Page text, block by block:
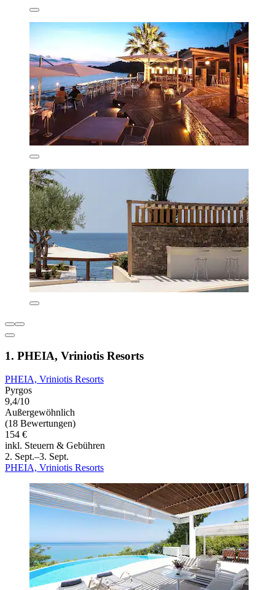
1. PHEIA, Vriniotis Resorts
PHEIA, Vriniotis Resorts
Pyrgos
9,4/10
Außergewöhnlich
(18 Bewertungen)
154 €
inkl. Steuern & Gebühren
2. Sept.–3. Sept.
PHEIA, Vriniotis Resorts